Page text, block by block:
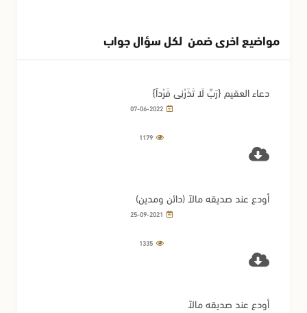
مواضيع اخرى ضمن لكل سؤال جواب
دعاء العقيم {رَبِّ لَا تَذَرْنِي فَرْداً}
07-06-2022
1179
أودع عند صديقه مالاً (دائن ومدين)
1335
أودع عند صديقه مالاً